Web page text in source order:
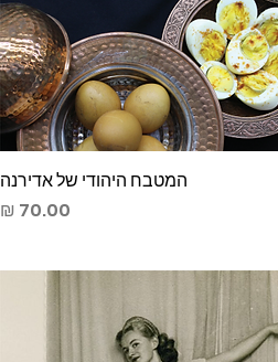
תצוגה מהירה
המטבח היהודי של אדירנה
מחיר